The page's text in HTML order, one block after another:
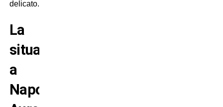
delicato.
La
situazione
a
Napoli,